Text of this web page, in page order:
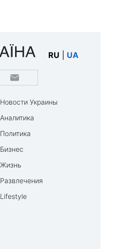
RU UA
Новости Украины
Аналитика
Политика
Бизнес
Жизнь
Развлечения
Lifestyle